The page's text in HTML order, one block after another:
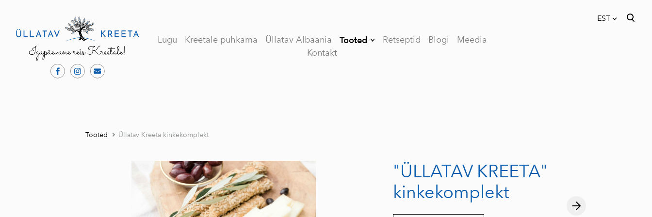
Lugu Kreetale puhkama Üllatav Albaania Tooted
MY OLIVE OIL
esimese külmpressi
Retseptid Blogi
Meedia
Kontakt
EST
lisati ostukorvi.
Tooted Üllatav Kreeta kinkekomplekt
"ÜLLATAV KREETA"
kinkekomplekt